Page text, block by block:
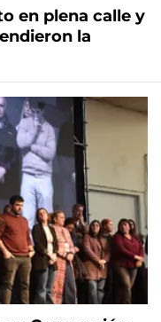
en plena calle y
la